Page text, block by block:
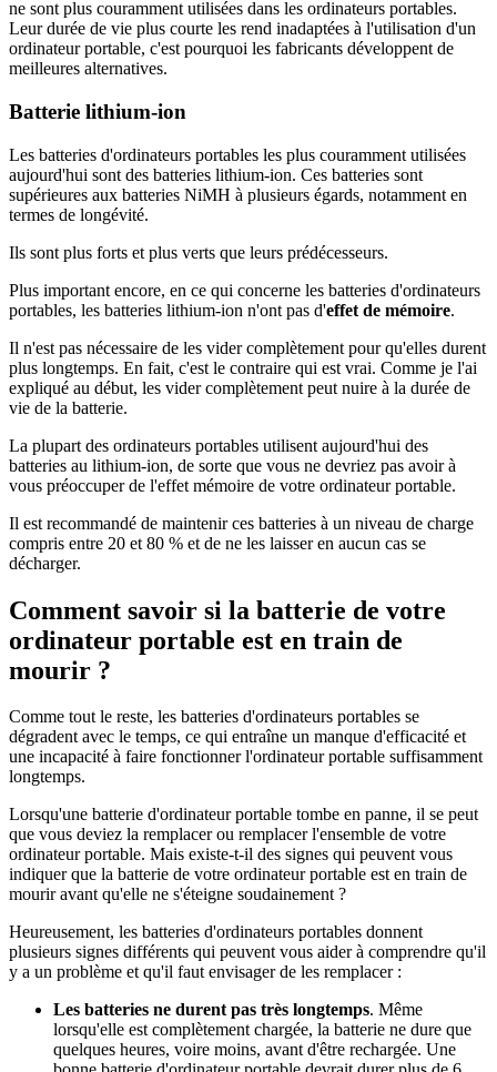
ne sont plus couramment utilisées dans les ordinateurs portables.
Leur durée de vie plus courte les rend inadaptées à l'utilisation d'un
ordinateur portable, c'est pourquoi les fabricants développent de
meilleures alternatives.
Batterie lithium-ion
Les batteries d'ordinateurs portables les plus couramment utilisées
aujourd'hui sont des batteries lithium-ion. Ces batteries sont
supérieures aux batteries NiMH à plusieurs égards, notamment en
termes de longévité.
Ils sont plus forts et plus verts que leurs prédécesseurs.
Plus important encore, en ce qui concerne les batteries d'ordinateurs
portables, les batteries lithium-ion n'ont pas d'effet de mémoire.
Il n'est pas nécessaire de les vider complètement pour qu'elles durent
plus longtemps. En fait, c'est le contraire qui est vrai. Comme je l'ai
expliqué au début, les vider complètement peut nuire à la durée de
vie de la batterie.
La plupart des ordinateurs portables utilisent aujourd'hui des
batteries au lithium-ion, de sorte que vous ne devriez pas avoir à
vous préoccuper de l'effet mémoire de votre ordinateur portable.
Il est recommandé de maintenir ces batteries à un niveau de charge
compris entre 20 et 80 % et de ne les laisser en aucun cas se
décharger.
Comment savoir si la batterie de votre
ordinateur portable est en train de
mourir ?
Comme tout le reste, les batteries d'ordinateurs portables se
dégradent avec le temps, ce qui entraîne un manque d'efficacité et
une incapacité à faire fonctionner l'ordinateur portable suffisamment
longtemps.
Lorsqu'une batterie d'ordinateur portable tombe en panne, il se peut
que vous deviez la remplacer ou remplacer l'ensemble de votre
ordinateur portable. Mais existe-t-il des signes qui peuvent vous
indiquer que la batterie de votre ordinateur portable est en train de
mourir avant qu'elle ne s'éteigne soudainement ?
Heureusement, les batteries d'ordinateurs portables donnent
plusieurs signes différents qui peuvent vous aider à comprendre qu'il
y a un problème et qu'il faut envisager de les remplacer :
Les batteries ne durent pas très longtemps. Même
lorsqu'elle est complètement chargée, la batterie ne dure que
quelques heures, voire moins, avant d'être rechargée. Une